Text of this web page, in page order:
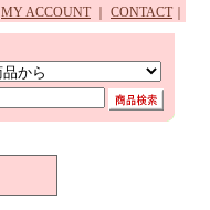
MY ACCOUNT CONTACT